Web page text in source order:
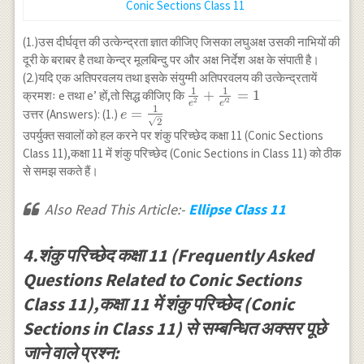
Conic Sections Class 11
(1.)उस दीर्घवृत्त की उत्केन्द्रता ज्ञात कीजिए जिसका लघुअक्ष उसकी नाभियों की
दूरी के बराबर है तथा केन्द्र मूलबिन्दु पर और अक्ष निर्देश अक्ष के संपाती है।
(2.)यदि एक अतिपरवलय तथा इसके संयुग्मी अतिपरवलय की उत्केन्द्रतायें
क्रमशः e तथा e’ हों,तो सिद्ध कीजिए कि \frac{1}
{e^{\prime
2}}=1
e2
1 + e′2
1 = 1
उत्तर (Answers): (1.) e=\frac{1}
{\sqrt{2}}
e = 2
1
उपर्युक्त सवालों को हल करने पर शंकु परिच्छेद कक्षा 11 (Conic Sections
Class 11),कक्षा 11 में शंकु परिच्छेद (Conic Sections in Class 11) को ठीक
से समझ सकते हैं।
Also Read This Article:- Ellipse Class 11
4.शंकु परिच्छेद कक्षा 11 (Frequently Asked
Questions Related to Conic Sections
Class 11),कक्षा 11 में शंकु परिच्छेद (Conic
Sections in Class 11) से सम्बन्धित अक्सर पूछे
जाने वाले प्रश्न: